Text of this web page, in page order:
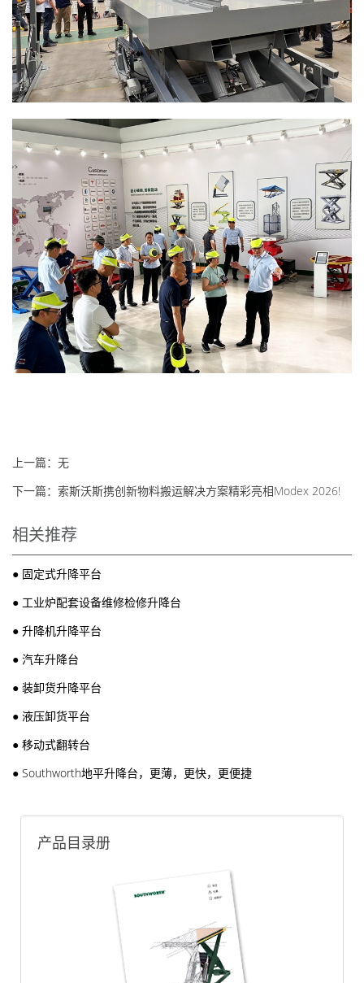
上一篇：无
下一篇： 索斯沃斯携创新物料搬运解决方案精彩亮相Modex 2026!
相关推荐
● 固定式升降平台
● 工业炉配套设备维修检修升降台
● 升降机升降平台
● 汽车升降台
● 装卸货升降平台
● 液压卸货平台
● 移动式翻转台
● Southworth地平升降台​，更薄，更快，更便捷
产品目录册